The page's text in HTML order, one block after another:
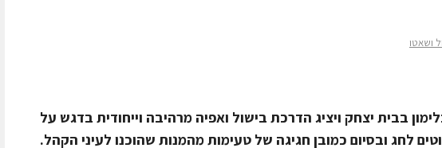
ושאטו
בבית יצחק ויציג הדרכת בישול ואפיה מרהיבה וייחודית בדגש על
לחג ובסיום כמובן חגיגה של טעימות מהמנות שהוכנו לעיני הקהל.